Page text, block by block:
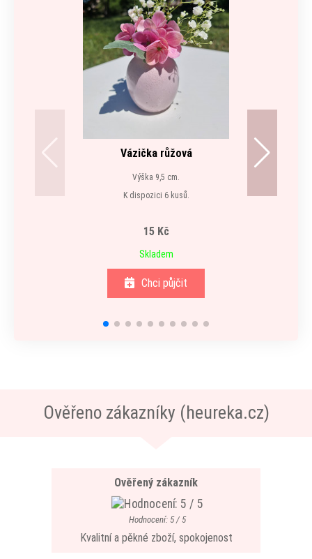
Vázička růžová
Výška 9,5 cm.
K dispozici 6 kusů.
15 Kč
Skladem
Chci půjčit
Ověřeno zákazníky (heureka.cz)
Ověřený zákazník
Hodnocení: 5 / 5
Kvalitní a pěkné zboží, spokojenost